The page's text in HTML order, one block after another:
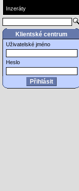
Inzeráty
Klientské centrum
Uživatelské jméno
Heslo